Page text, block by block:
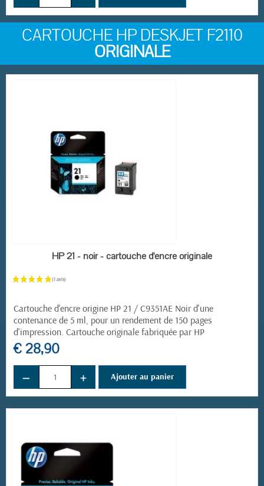
CARTOUCHE HP DESKJET F2110
ORIGINALE
EN STOCK
HP 21 - noir - cartouche d'encre originale
Cartouche d'encre origine HP 21 / C9351AE Noir d'une
contenance de 5 ml, pour un rendement de 150 pages
d'impression. Cartouche originale fabriquée par HP
€ 28,90
− + Ajouter au panier